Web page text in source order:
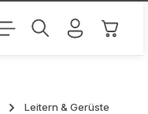
Leitern & Gerüste